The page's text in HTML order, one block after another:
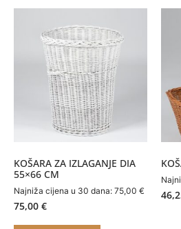
KOŠARA ZA IZLAGANJE DIA
55×66 CM
Najniža cijena u 30 dana: 75,00 €
75,00 €